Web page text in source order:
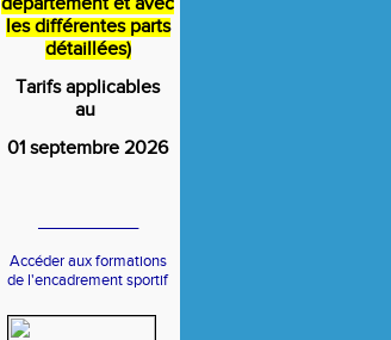
les différentes parts
détaillées)
Tarifs applicables
au
01 septembre 2026
Accéder aux formations
de l'encadrement sportif